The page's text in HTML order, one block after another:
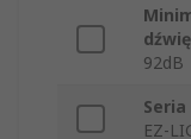
92dB
Seria
EZ-